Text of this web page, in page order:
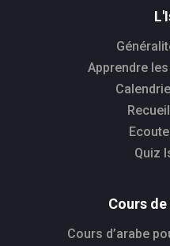
Apprendre
Quiz
Cours
Cours d’arabe